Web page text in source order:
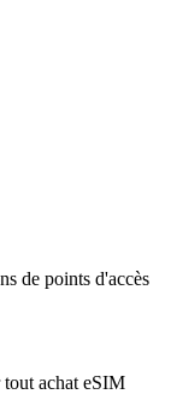
de points d'accès
achat eSIM